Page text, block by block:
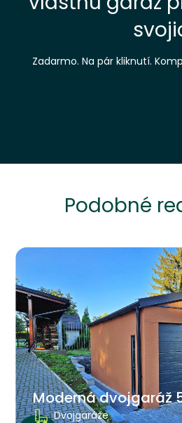
Zadarmo. Na pár kliknutí.
Podobné
Moderná dvojgaráž
Dvojgaráže